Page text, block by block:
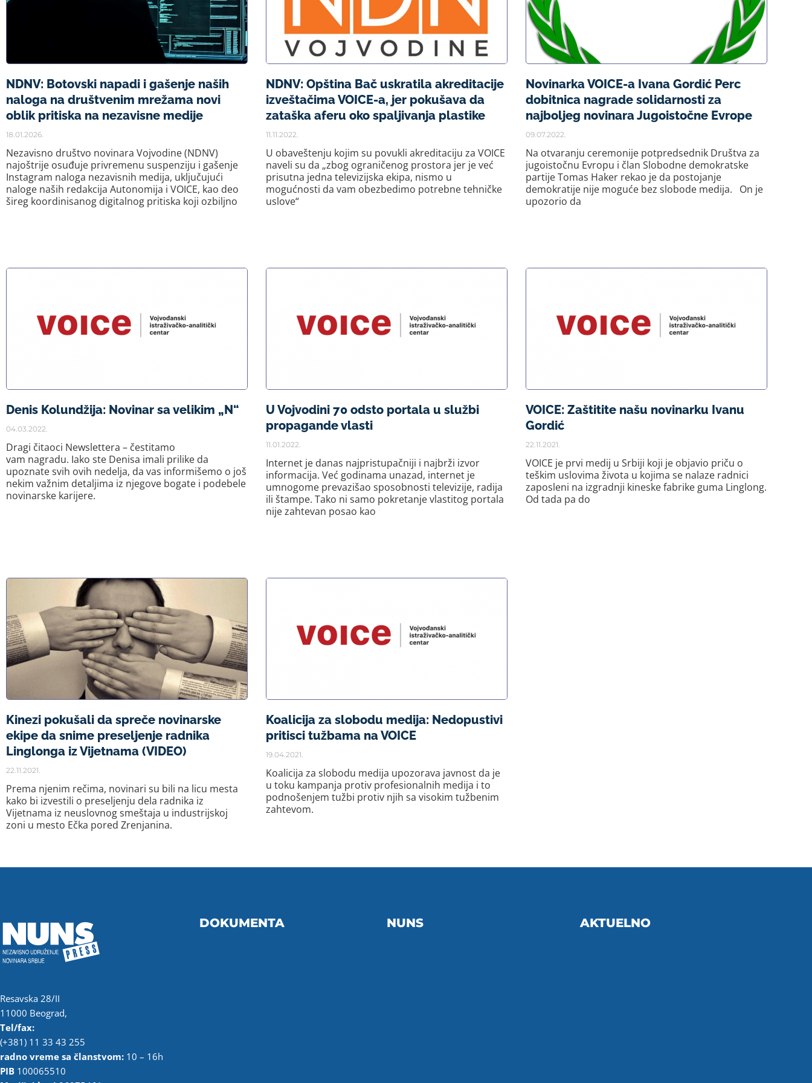
NDNV: Botovski napadi i gašenje naših
naloga na društvenim mrežama novi
oblik pritiska na nezavisne medije
18.01.2026.
Nezavisno društvo novinara Vojvodine (NDNV)
najoštrije osuđuje privremenu suspenziju i gašenje
Instagram naloga nezavisnih medija, uključujući
naloge naših redakcija Autonomija i VOICE, kao deo
šireg koordinisanog digitalnog pritiska koji ozbiljno
NDNV: Opština Bač uskratila akreditacije
izveštačima VOICE-a, jer pokušava da
zataška aferu oko spaljivanja plastike
11.11.2022.
U obaveštenju kojim su povukli akreditaciju za VOICE
naveli su da „zbog ograničenog prostora jer je već
prisutna jedna televizijska ekipa, nismo u
mogućnosti da vam obezbedimo potrebne tehničke
uslove“
Novinarka VOICE-a Ivana Gordić Perc
dobitnica nagrade solidarnosti za
najboljeg novinara Jugoistočne Evrope
09.07.2022.
Na otvaranju ceremonije potpredsednik Društva za
jugoistočnu Evropu i član Slobodne demokratske
partije Tomas Haker rekao je da postojanje
demokratije nije moguće bez slobode medija. On je
upozorio da
Denis Kolundžija: Novinar sa velikim „N“
04.03.2022.
Dragi čitaoci Newslettera – čestitamo
vam nagradu. Iako ste Denisa imali prilike da
upoznate svih ovih nedelja, da vas informišemo o još
nekim važnim detaljima iz njegove bogate i podebele
novinarske karijere.
U Vojvodini 70 odsto portala u službi
propagande vlasti
11.01.2022.
Internet je danas najpristupačniji i najbrži izvor
informacija. Već godinama unazad, internet je
umnogome prevazišao sposobnosti televizije, radija
ili štampe. Tako ni samo pokretanje vlastitog portala
nije zahtevan posao kao
VOICE: Zaštitite našu novinarku Ivanu
Gordić
22.11.2021.
VOICE je prvi medij u Srbiji koji je objavio priču o
teškim uslovima života u kojima se nalaze radnici
zaposleni na izgradnji kineske fabrike guma Linglong.
Od tada pa do
Kinezi pokušali da spreče novinarske
ekipe da snime preseljenje radnika
Linglonga iz Vijetnama (VIDEO)
22.11.2021.
Prema njenim rečima, novinari su bili na licu mesta
kako bi izvestili o preseljenju dela radnika iz
Vijetnama iz neuslovnog smeštaja u industrijskoj
zoni u mesto Ečka pored Zrenjanina.
Koalicija za slobodu medija: Nedopustivi
pritisci tužbama na VOICE
19.04.2021.
Koalicija za slobodu medija upozorava javnost da je
u toku kampanja protiv profesionalnih medija i to
podnošenjem tužbi protiv njih sa visokim tužbenim
zahtevom.
Resavska 28/II
11000 Beograd,
Tel/fax:
(+381) 11 33 43 255
radno vreme sa članstvom: 10 – 16h
PIB 100065510
DOKUMENTA NUNS AKTUELNO